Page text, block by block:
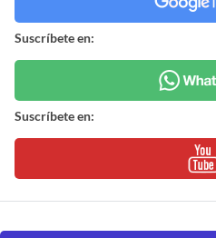
Suscríbete en:
Suscríbete en: